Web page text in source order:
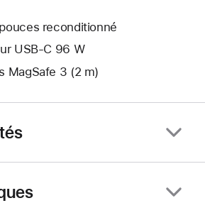
reconditionné
USB‑C 96 W
MagSafe 3 (2 m)